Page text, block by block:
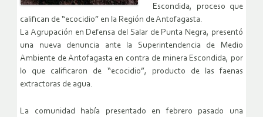
Escondida, proceso que
califican de “ecocidio” en la Región de Antofagasta.
La Agrupación en Defensa del Salar de Punta Negra, presentó
una nueva denuncia ante la Superintendencia de Medio
Ambiente de Antofagasta en contra de minera Escondida, por
lo que calificaron de “ecocidio”, producto de las faenas
extractoras de agua.
La comunidad había presentado en febrero pasado una